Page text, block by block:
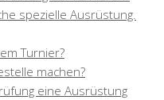
spezielle Ausrüstung.
Turnier?
machen?
eine Ausrüstung